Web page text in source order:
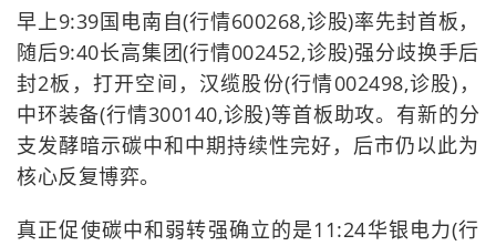
早上9:39国电南自(行情600268,诊股)率先封首板，
随后9:40长高集团(行情002452,诊股)强分歧换手后
封2板，打开空间，汉缆股份(行情002498,诊股)，
中环装备(行情300140,诊股)等首板助攻。有新的分
支发酵暗示碳中和中期持续性完好，后市仍以此为
核心反复博弈。
真正促使碳中和弱转强确立的是11:24华银电力(行